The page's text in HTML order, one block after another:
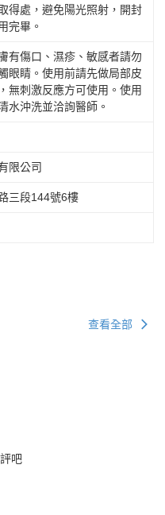
得處，避免陽光照射，開封
完畢。
有傷口、濕疹、敏感者請勿
眼睛。使用前請先做局部皮
無刺激反應方可使用。使用
水沖洗並洽詢醫師。
限公司
三段144號6樓
查看全部
吧